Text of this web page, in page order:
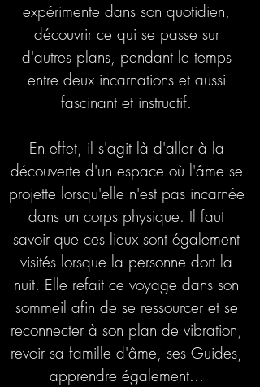
expérimente dans son quotidien,
découvrir ce qui se passe sur
d'autres plans, pendant le temps
entre deux incarnations et aussi
fascinant et instructif.
En effet, il s'agit là d'aller à la
découverte d'un espace où l'âme se
projette lorsqu'elle n'est pas incarnée
dans un corps physique. Il faut
savoir que ces lieux sont également
visités lorsque la personne dort la
nuit. Elle refait ce voyage dans son
sommeil afin de se ressourcer et se
reconnecter à son plan de vibration,
revoir sa famille d'âme, ses Guides,
apprendre également...